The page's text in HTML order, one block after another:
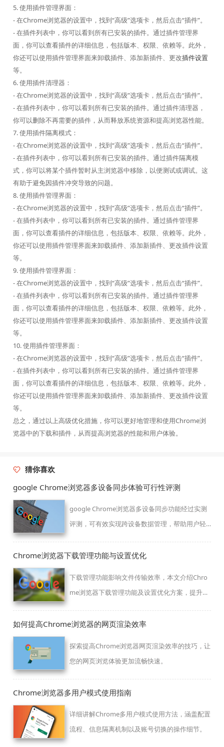
5. 使用插件管理界面：
- 在Chrome浏览器的设置中，找到“高级”选项卡，然后点击“插件”。
- 在插件列表中，你可以看到所有已安装的插件。通过插件管理界
面，你可以查看插件的详细信息，包括版本、权限、依赖等。此外，
你还可以使用插件管理界面来卸载插件、添加新插件、更改插件设置
等。
6. 使用插件清理器：
- 在Chrome浏览器的设置中，找到“高级”选项卡，然后点击“插件”。
- 在插件列表中，你可以看到所有已安装的插件。通过插件清理器，
你可以删除不再需要的插件，从而释放系统资源和提高浏览器性能。
7. 使用插件隔离模式：
- 在Chrome浏览器的设置中，找到“高级”选项卡，然后点击“插件”。
- 在插件列表中，你可以看到所有已安装的插件。通过插件隔离模
式，你可以将某个插件暂时从主浏览器中移除，以便测试或调试。这
有助于避免因插件冲突导致的问题。
8. 使用插件管理界面：
- 在Chrome浏览器的设置中，找到“高级”选项卡，然后点击“插件”。
- 在插件列表中，你可以看到所有已安装的插件。通过插件管理界
面，你可以查看插件的详细信息，包括版本、权限、依赖等。此外，
你还可以使用插件管理界面来卸载插件、添加新插件、更改插件设置
等。
9. 使用插件管理界面：
- 在Chrome浏览器的设置中，找到“高级”选项卡，然后点击“插件”。
- 在插件列表中，你可以看到所有已安装的插件。通过插件管理界
面，你可以查看插件的详细信息，包括版本、权限、依赖等。此外，
你还可以使用插件管理界面来卸载插件、添加新插件、更改插件设置
等。
10. 使用插件管理界面：
- 在Chrome浏览器的设置中，找到“高级”选项卡，然后点击“插件”。
- 在插件列表中，你可以看到所有已安装的插件。通过插件管理界
面，你可以查看插件的详细信息，包括版本、权限、依赖等。此外，
你还可以使用插件管理界面来卸载插件、添加新插件、更改插件设置
等。
总之，通过以上高级优化措施，你可以更好地管理和使用Chrome浏
览器中的下载和插件，从而提高浏览器的性能和用户体验。
猜你喜欢
google Chrome浏览器多设备同步体验可行性评测
google Chrome浏览器多设备同步功能经过实测
评测，可有效实现跨设备数据管理，帮助用户轻
Chrome浏览器下载管理功能与设置优化
下载管理功能影响文件传输效率，本文介绍Chro
me浏览器下载管理功能及设置优化方案，提升用
如何提高Chrome浏览器的网页渲染效率
探索提高Chrome浏览器网页渲染效率的技巧，让
您的网页浏览体验更加流畅快速。
Chrome浏览器多用户模式使用指南
详细讲解Chrome多用户模式使用方法，涵盖配置
流程、信息隔离机制以及账号切换的操作细节。